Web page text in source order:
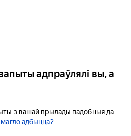
адпраўлялі вы, а
з вашай прылады падобныя да
адбыцца?